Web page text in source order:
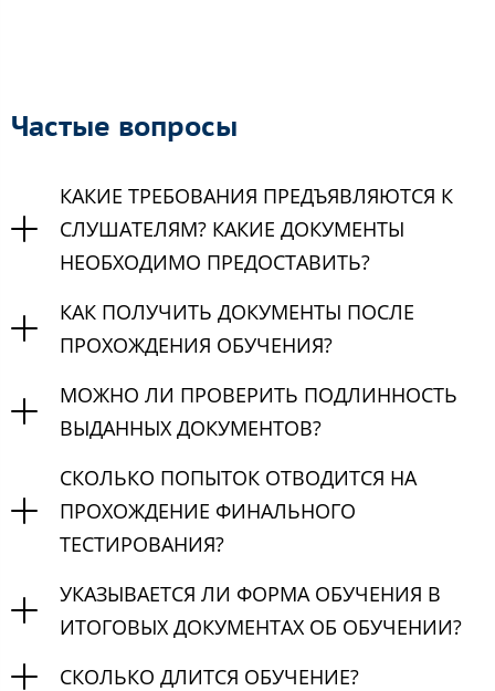
Частые вопросы
КАКИЕ ТРЕБОВАНИЯ ПРЕДЪЯВЛЯЮТСЯ К
СЛУШАТЕЛЯМ? КАКИЕ ДОКУМЕНТЫ
НЕОБХОДИМО ПРЕДОСТАВИТЬ?
КАК ПОЛУЧИТЬ ДОКУМЕНТЫ ПОСЛЕ
ПРОХОЖДЕНИЯ ОБУЧЕНИЯ?
МОЖНО ЛИ ПРОВЕРИТЬ ПОДЛИННОСТЬ
ВЫДАННЫХ ДОКУМЕНТОВ?
СКОЛЬКО ПОПЫТОК ОТВОДИТСЯ НА
ПРОХОЖДЕНИЕ ФИНАЛЬНОГО
ТЕСТИРОВАНИЯ?
УКАЗЫВАЕТСЯ ЛИ ФОРМА ОБУЧЕНИЯ В
ИТОГОВЫХ ДОКУМЕНТАХ ОБ ОБУЧЕНИИ?
СКОЛЬКО ДЛИТСЯ ОБУЧЕНИЕ?